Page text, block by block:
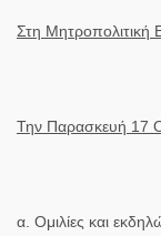
Στη Μητροπολιτική
Την Παρασκευή 17
α. Ομιλίες και